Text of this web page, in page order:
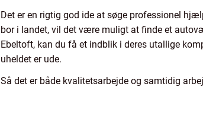
Det er en rigtig god ide at søge professionel
bor i landet, vil det være muligt at finde et
Ebeltoft, kan du få et indblik i deres utallige
uheldet er ude.
Så det er både kvalitetsarbejde og samtidig